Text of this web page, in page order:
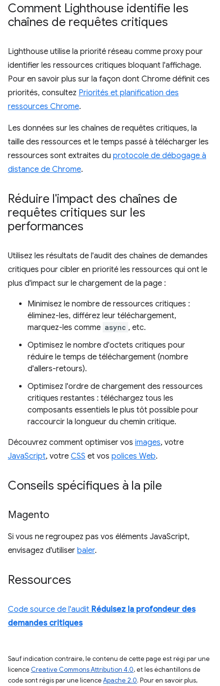
Comment Lighthouse identifie les
chaînes de requêtes critiques
Lighthouse utilise la priorité réseau comme proxy pour
identifier les ressources critiques bloquant l'affichage.
Pour en savoir plus sur la façon dont Chrome définit ces
priorités, consultez Priorités et planification des
ressources Chrome.
Les données sur les chaînes de requêtes critiques, la
taille des ressources et le temps passé à télécharger les
ressources sont extraites du protocole de débogage à
distance de Chrome.
Réduire l'impact des chaînes de
requêtes critiques sur les
performances
Utilisez les résultats de l'audit des chaînes de demandes
critiques pour cibler en priorité les ressources qui ont le
plus d'impact sur le chargement de la page :
Minimisez le nombre de ressources critiques :
éliminez-les, différez leur téléchargement,
marquez-les comme async , etc.
Optimisez le nombre d'octets critiques pour
réduire le temps de téléchargement (nombre
d'allers-retours).
Optimisez l'ordre de chargement des ressources
critiques restantes : téléchargez tous les
composants essentiels le plus tôt possible pour
raccourcir la longueur du chemin critique.
Découvrez comment optimiser vos images, votre
JavaScript, votre CSS et vos polices Web.
Conseils spécifiques à la pile
Magento
Si vous ne regroupez pas vos éléments JavaScript,
envisagez d'utiliser baler.
Ressources
Code source de l'audit Réduisez la profondeur des
demandes critiques
Sauf indication contraire, le contenu de cette page est régi par une
licence Creative Commons Attribution 4.0, et les échantillons de
code sont régis par une licenceApache 2.0. Pour en savoir plus,